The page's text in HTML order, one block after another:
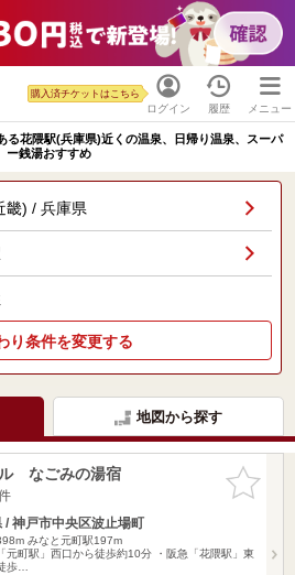
ログイン
購入済チケットはこちら
履歴 メニュー
る花隈駅(兵庫県)近くの温泉、日帰り温泉、スーパ
ー銭湯おすすめ
畿) / 兵庫県
り条件を変更する
地図から探す
お気に入
りに追加
なごみの湯宿
/ 神戸市中央区波止場町
みなと元町駅197m
元町駅」西口から徒歩約10分 ・阪急「花隈駅」東
歩…